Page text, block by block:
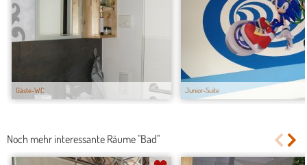
Gäste-WC Junior-Suite
Noch mehr interessante Räume "Bad"